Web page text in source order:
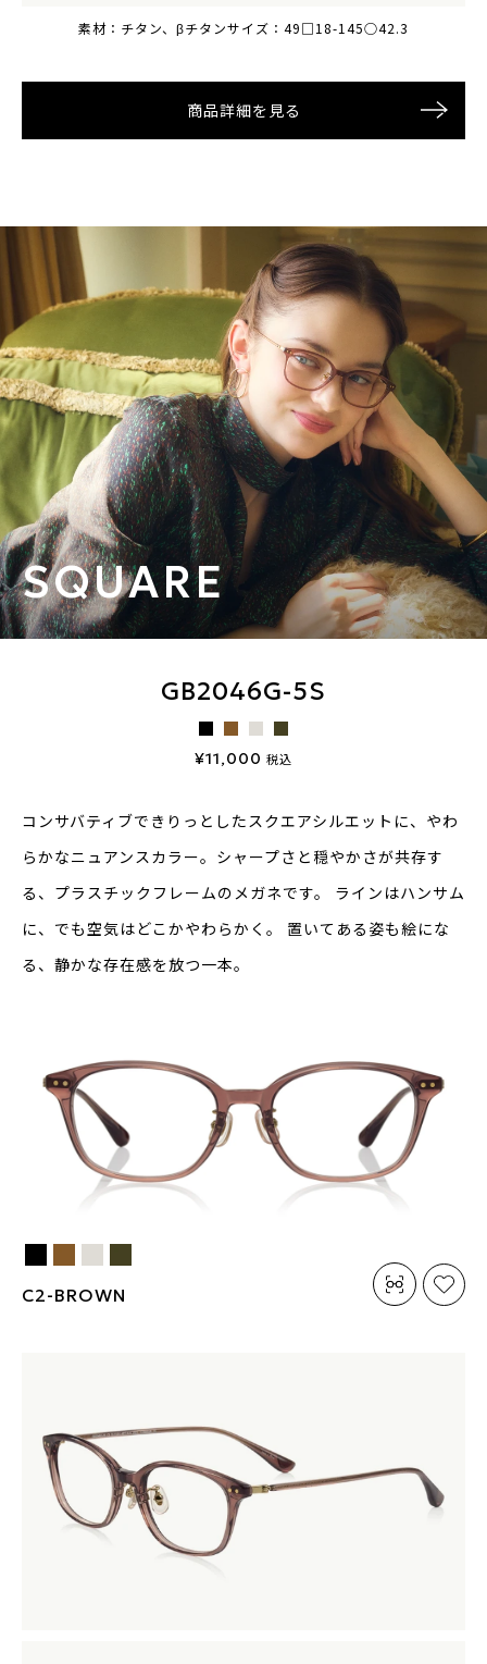
素材：チタン、βチタンサイズ：49□18-145○42.3
商品詳細を見る
素材：チタン、βチタンサイズ：49□18-145○42.3
商品詳細を見る
商品詳細を見る
商品詳細を見る
SQUARE
GB2046G-5S
¥11,000 税込
コンサバティブできりっとしたスクエアシルエットに、やわ
らかなニュアン スカラー。シャープさと穏やかさが共存す
る、プラスチックフレームのメガネです。
ラインはハンサム
に、でも空気はどこかやわらかく。
置いてある姿も絵にな
る、静かな存在感を放つ一本。
C2-BROWN